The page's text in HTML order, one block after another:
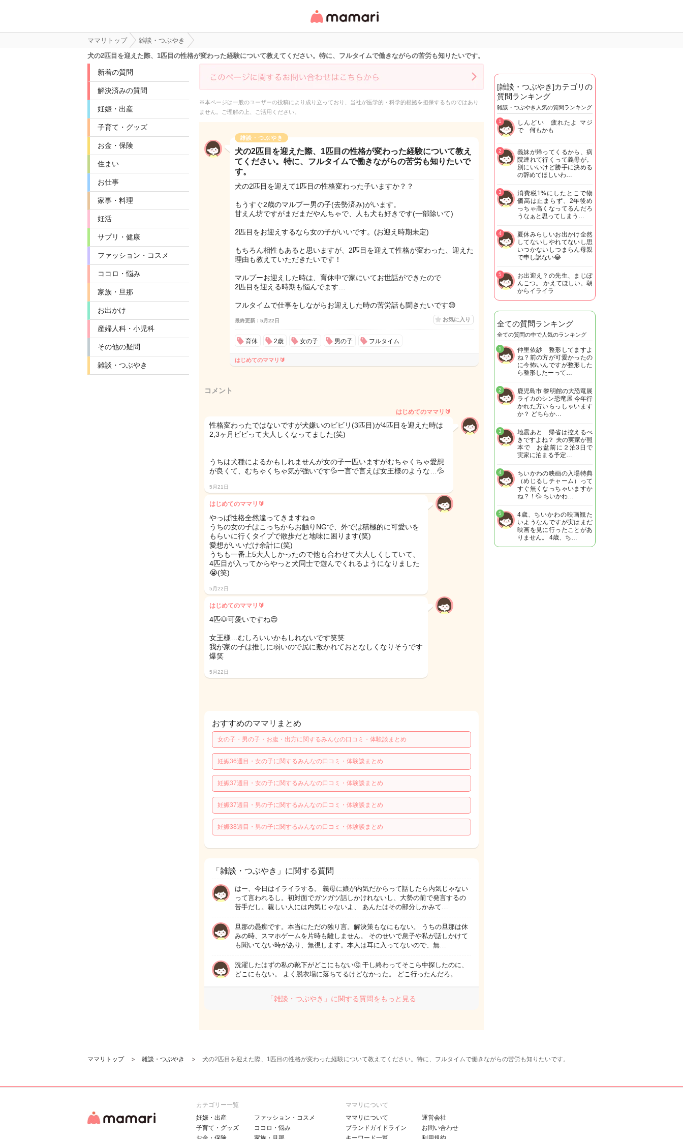
リ・情報サイト
ママリトップ
雑談・つぶやき
犬の2匹目を迎えた際、1匹目の性格が変わった経験について教えてください。特に、フルタイムで働きながらの苦労も知りたいです。
新着の質問
解決済みの質問
妊娠・出産
子育て・グッズ
お金・保険
住まい
お仕事
家事・料理
妊活
サプリ・健康
ファッション・コスメ
ココロ・悩み
家族・旦那
お出かけ
産婦人科・小児科
その他の疑問
雑談・つぶやき
※本ページは一般のユーザーの投稿により成り立っており、当社が医学的・科学的根拠を担保するものではあり
ません。ご理解の上、ご活用ください。
雑談・つぶやき
犬の2匹目を迎えた際、1匹目の性格が変わった経験について教え
てください。特に、フルタイムで働きながらの苦労も知りたいで
す。
犬の2匹目を迎えて1匹目の性格変わった子いますか？？
もうすぐ2歳のマルプー男の子(去勢済み)がいます。
甘えん坊ですがまだまだやんちゃで、人も犬も好きです(一部除いて)
2匹目をお迎えするなら女の子がいいです。(お迎え時期未定)
もちろん相性もあると思いますが、2匹目を迎えて性格が変わった、迎えた
理由も教えていただきたいです！
マルプーお迎えした時は、育休中で家にいてお世話ができたので
2匹目を迎える時期も悩んでます…
フルタイムで仕事をしながらお迎えした時の苦労話も聞きたいです😓
最終更新：5月22日 お気に入り
育休 2歳 女の子 男の子 フルタイム
はじめてのママリ🔰
コメント
はじめてのママリ🔰
性格変わったではないですが犬嫌いのビビリ(3匹目)が4匹目を迎えた時は
2,3ヶ月ビビって大人しくなってました(笑)
うちは犬種によるかもしれませんが女の子一匹いますがむちゃくちゃ愛想
が良くて、むちゃくちゃ気が強いです💦一言で言えば女王様のような…💦
5月21日
はじめてのママリ🔰
やっぱ性格全然違ってきますね☺️
うちの女の子はこっちからお触りNGで、外では積極的に可愛いを
もらいに行くタイプで散歩だと地味に困ります(笑)
愛想がいいだけ余計に(笑)
うちも一番上5大人しかったので他も合わせて大人しくしていて、
4匹目が入ってからやっと犬同士で遊んでくれるようになりました
😭(笑)
5月22日
はじめてのママリ🔰
4匹🐶可愛いですね😍
女王様…むしろいいかもしれないです笑笑
我が家の子は推しに弱いので尻に敷かれておとなしくなりそうです
爆笑
5月22日
おすすめのママリまとめ
女の子・男の子・お腹・出方に関するみんなの口コミ・体験談まとめ
妊娠36週目・女の子に関するみんなの口コミ・体験談まとめ
妊娠37週目・女の子に関するみんなの口コミ・体験談まとめ
妊娠37週目・男の子に関するみんなの口コミ・体験談まとめ
妊娠38週目・男の子に関するみんなの口コミ・体験談まとめ
「雑談・つぶやき」に関する質問
はー、今日はイライラする。 義母に娘が内気だからって話したら内気じゃない
って言われるし。初対面でガツガツ話しかけれないし、大勢の前で発言するの
苦手だし。親しい人には内気じゃないよ、 あんたはその部分しかみて…
旦那の愚痴です。本当にただの独り言。解決策もなにもない。 うちの旦那は休
みの時、スマホゲームを片時も離しません。 そのせいで息子や私が話しかけて
も聞いてない時があり、無視します。本人は耳に入ってないので、無…
洗濯したはずの私の靴下がどこにもない🤔 干し終わってそこら中探したのに、
どこにもない。 よく脱衣場に落ちてるけどなかった。 どこ行ったんだろ。
「雑談・つぶやき」に関する質問をもっと見る
[雑談・つぶやき]カテゴリの
質問ランキング
雑談・つぶやき人気の質問ランキング
しんどい 疲れたよ マジ
で 何もかも
1
義妹が帰ってくるから、病
院連れて行くって義母が。
別にいいけど勝手に決める
の辞めてほしいわ…
2
消費税1%にしたとこで物
価高は止まらず、2年後め
っちゃ高くなってるんだろ
うなぁと思ってしまう…
3
夏休みらしいお出かけ全然
してないしやれてないし思
いつかないしつまらん母親
で申し訳ない😂
4
お出迎え？の先生、まじぽ
んこつ。 かえてほしい。朝
からイライラ
5
全ての質問ランキング
全ての質問の中で人気のランキング
仲里依紗 整形してますよ
ね？前の方が可愛かったの
に今怖いんですが整形した
ら整形したーって…
1
鹿児島市 黎明館の大恐竜展
ライカのシン恐竜展 今年行
かれた方いらっしゃいます
か？ どちらか…
2
地震あと 帰省は控えるべ
きですよね？ 夫の実家が熊
本で お盆前に２泊3日で
実家に泊まる予定…
3
ちいかわの映画の入場特典
（めじるしチャーム）って
すぐ無くなっちゃいますか
ね？！💦 ちいかわ…
4
4歳、ちいかわの映画観た
いようなんですが実はまだ
映画を見に行ったことがあ
りません。 4歳、ち…
5
ママリトップ 雑談・つぶやき 犬の2匹目を迎えた際、1匹目の性格が変わった経験について教えてください。特に、フルタイムで働きながらの苦労も知りたいです。
カテゴリー一覧
妊娠・出産
子育て・グッズ
ファッション・コスメ
ココロ・悩み
ママリについて
ママリについて
ブランドガイドライン
運営会社
お問い合わせ